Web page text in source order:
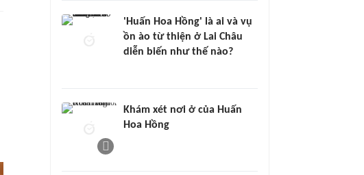
'Huấn Hoa Hồng' là ai và vụ
ồn ào từ thiện ở Lai Châu
diễn biến như thế nào?
Khám xét nơi ở của Huấn
Hoa Hồng